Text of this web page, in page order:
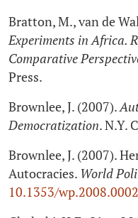
Bratton, M., van de
Experiments in Africa.
Comparative
Press.
Brownlee, J. (2007).
Democratization. N.Y.
Brownlee, J. (2007).
Autocracies. World
10.1353/